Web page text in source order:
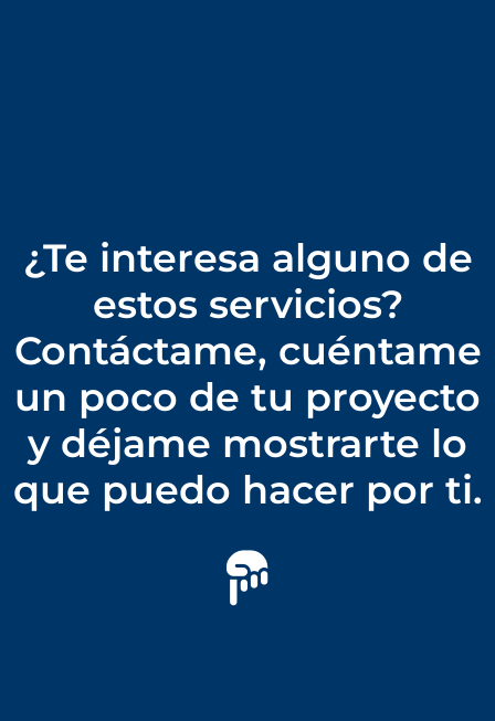
¿Te interesa alguno de
estos servicios?
Contáctame, cuéntame
un poco de tu proyecto
y déjame mostrarte lo
que puedo hacer por ti.